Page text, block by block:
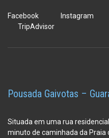
Facebook Instagram
TripAdvisor
Pousada Gaivotas –
Situada em uma rua
minuto de caminhada da Praia